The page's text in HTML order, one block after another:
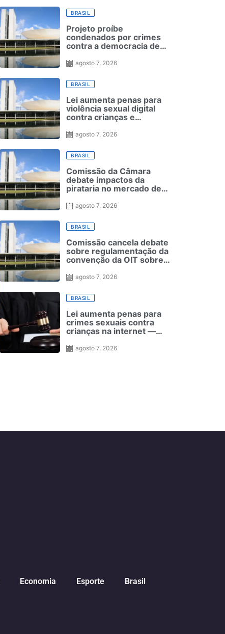
BRASIL
Projeto proíbe
condenados por crimes
contra a democracia de
Forças Armadas
agosto 7, 2026
BRASIL
Lei aumenta penas para
violência sexual digital
contra crianças e
punições
agosto 7, 2026
BRASIL
Comissão da Câmara
debate impactos da
pirataria no mercado de
agosto 7, 2026
BRASIL
Comissão cancela debate
sobre regulamentação da
convenção da OIT sobre
agosto 7, 2026
BRASIL
Lei aumenta penas para
crimes sexuais contra
crianças na internet —
agosto 7, 2026
Economia Esporte Brasil